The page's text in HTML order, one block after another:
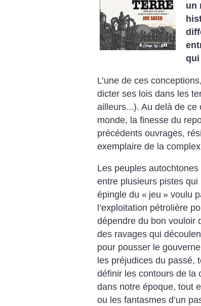
un
qui
L’une de ces
dicter ses lois dans les
ailleurs...). Au delà de ce
monde, la finesse du
précédents ouvrages,
exemplaire de la
Les peuples
entre plusieurs pistes
épingle du « jeu » voulu
l’exploitation pétrolière
dépendre du bon vouloir
des ravages qui
pour pousser le
les préjudices du passé,
définir les contours de la
dans notre époque, tout
ou les fantasmes d’un